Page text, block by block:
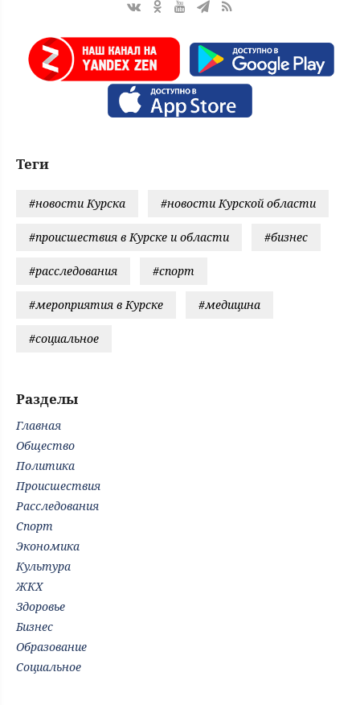
Теги
#новости Курска #новости Курской области
#происшествия в Курске и области #бизнес
#расследования #спорт
#мероприятия в Курске #медицина
#социальное
Разделы
Главная
Общество
Политика
Происшествия
Расследования
Спорт
Экономика
Культура
ЖКХ
Здоровье
Бизнес
Образование
Социальное